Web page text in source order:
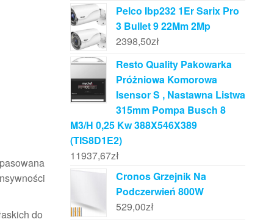
do
Pelco Ibp232 1Er Sarix Pro
3 Bullet 9 22Mm 2Mp
2398,50zł
Resto Quality Pakowarka
Próżniowa Komorowa
Isensor S , Nastawna Listwa
315mm Pompa Busch 8
M3/H 0,25 Kw 388X546X389
(TIS8D1E2)
11937,67zł
Cronos Grzejnik Na
Podczerwień 800W
529,00zł